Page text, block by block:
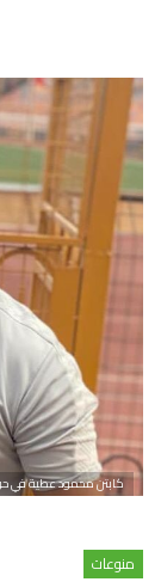
كابتن محمود عطية في
منوعات